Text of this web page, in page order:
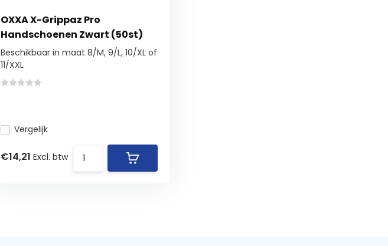
OXXA X-Grippaz Pro
Handschoenen Zwart (50st)
Beschikbaar in maat 8/M, 9/L, 10/XL of
11/XXL
Vergelijk
€14,21 Excl. btw